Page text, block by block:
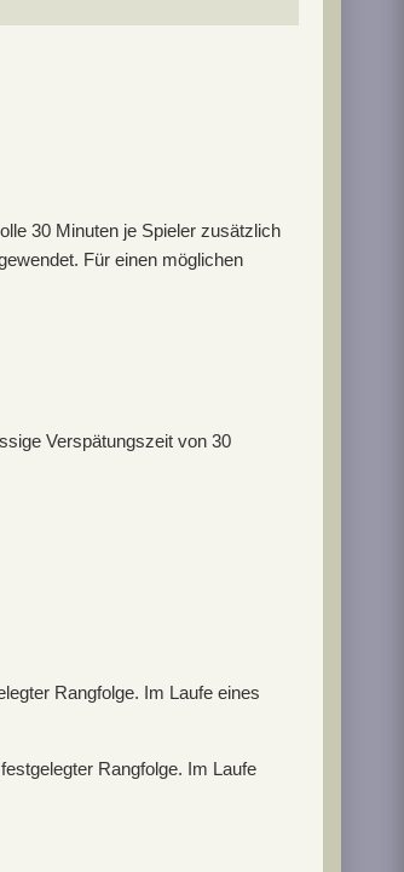
30 Minuten je Spieler zusätzlich
Für einen möglichen
Verspätungszeit von 30
Rangfolge. Im Laufe eines
Rangfolge. Im Laufe